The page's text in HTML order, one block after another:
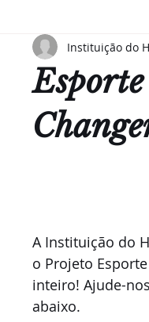
Instituição do
A Instituição do
o Projeto
inteiro! Ajude-
abaixo.